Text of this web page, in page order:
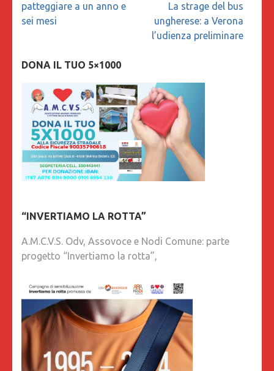
articoli
patteggiare a un anno e
sei mesi
La strage del bus
ungherese: a Verona
l’udienza preliminare
DONA IL TUO 5×1000
“INVERTIAMO LA ROTTA”
A.M.C.V.S. Odv, Assovoce e Nodi Comune: parte
progetto “Invertiamo la rotta”,